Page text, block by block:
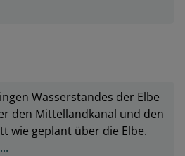
Wasserstandes der Elbe
den Mittellandkanal und den
wie geplant über die Elbe.